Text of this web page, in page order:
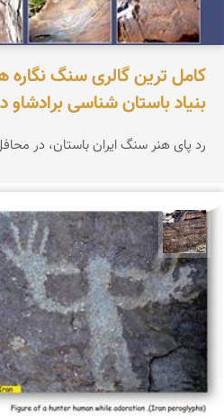
کامل ترین گالری سنگ نگاره
بنیاد باستان شناسی
رد پای هنر سنگ ایران باستان، در محافل علمی اروپا- سوئیس.
محمد ناصری فرد